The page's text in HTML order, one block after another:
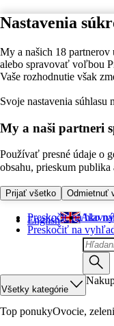
Nastavenia
My a našich 18
alebo spravovať voľbou
Vaše rozhodnutie však
Svoje nastavenia
My a naši partneri
Používať presné údaje o
obsahu, prieskum
Prijať všetko Odmietnuť
Preskočiť na
Preskočiť na
English Ako
Všetky kategórie
Top ponukyOvocie,